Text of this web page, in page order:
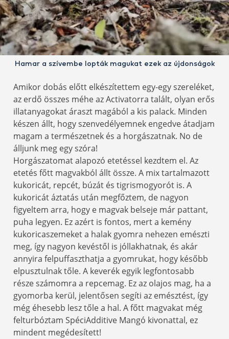
Hamar a szívembe lopták magukat ezek az újdonságok
Amikor dobás előtt elkészítettem egy-egy szereléket,
az erdő összes méhe az Activatorra talált, olyan erős
illatanyagokat áraszt magából a kis palack. Minden
készen állt, hogy szenvedélyemnek engedve átadjam
magam a természetnek és a horgászatnak. No de
álljunk meg egy szóra!
Horgászatomat alapozó etetéssel kezdtem el. Az
etetés főtt magvakból állt össze. A mix tartalmazott
kukoricát, repcét, búzát és tigrismogyorót is. A
kukoricát áztatás után megfőztem, de nagyon
figyeltem arra, hogy e magvak belseje már pattant,
puha legyen. Ez azért is fontos, mert a kemény
kukoricaszemeket a halak gyomra nehezen emészti
meg, így nagyon kevéstől is jóllakhatnak, és akár
annyira felpuffaszthatja a gyomrukat, hogy később
elpusztulnak tőle. A keverék egyik legfontosabb
része számomra a repcemag. Ez az olajos mag, ha a
gyomorba kerül, jelentősen segíti az emésztést, így
még éhesebb lesz tőle a hal. A főtt magvakat még
felturbóztam SpéciAdditive Mangó kivonattal, ez
mindent megédesített!